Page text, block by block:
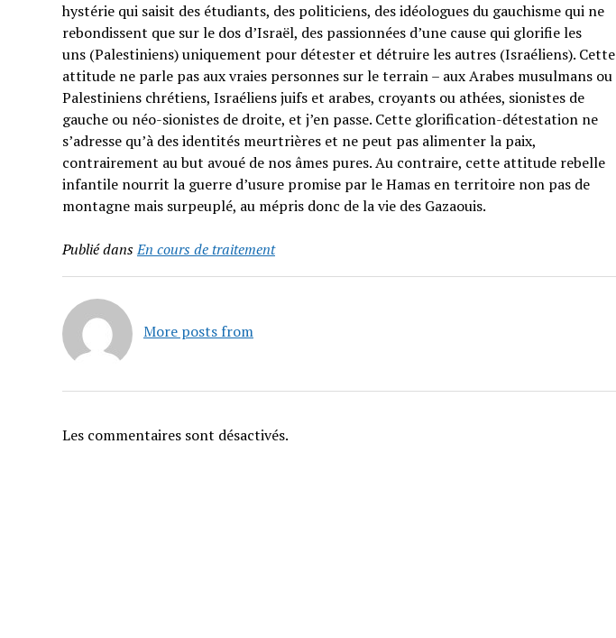
hystérie qui saisit des étudiants, des politiciens, des idéologues du gauchisme qui ne
rebondissent que sur le dos d’Israël, des passionnées d’une cause qui glorifie les
uns (Palestiniens) uniquement pour détester et détruire les autres (Israéliens). Cette
attitude ne parle pas aux vraies personnes sur le terrain – aux Arabes musulmans ou
Palestiniens chrétiens, Israéliens juifs et arabes, croyants ou athées, sionistes de
gauche ou néo-sionistes de droite, et j’en passe. Cette glorification-détestation ne
s’adresse qu’à des identités meurtrières et ne peut pas alimenter la paix,
contrairement au but avoué de nos âmes pures. Au contraire, cette attitude rebelle
infantile nourrit la guerre d’usure promise par le Hamas en territoire non pas de
montagne mais surpeuplé, au mépris donc de la vie des Gazaouis.
Publié dansEn cours de traitement
More posts from
Les commentaires sont désactivés.